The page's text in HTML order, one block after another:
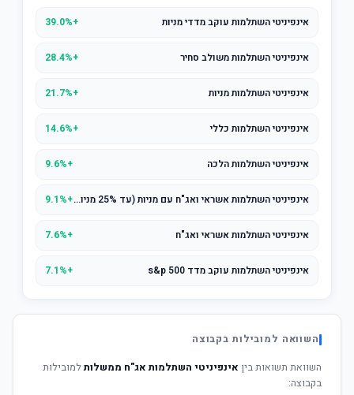
אינפיניטי השתלמות עוקב מדדי מניות +39.0%
אינפיניטי השתלמות משולב סחיר +28.4%
אינפיניטי השתלמות מניות +21.7%
אינפיניטי השתלמות כללי +14.6%
אינפיניטי השתלמות הלכה +9.6%
אינפיניטי השתלמות אשראי ואג"ח עם מניות (עד 25% מניות)+9.1%
אינפיניטי השתלמות אשראי ואג"ח +7.6%
אינפיניטי השתלמות עוקב מדד s&p 500 +7.1%
השוואה למובילות בקבוצה
השוואת תשואות בין אינפיניטי השתלמות אג"ח ממשלותלמובילות
בקבוצה: